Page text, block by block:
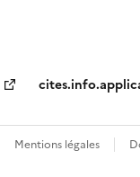
Mentions légales